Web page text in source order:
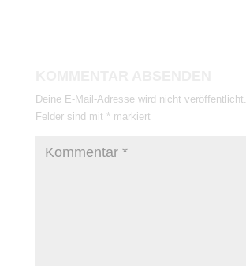
Deine E-Mail-Adresse wird nicht veröffentlicht.
Felder sind mit * markiert